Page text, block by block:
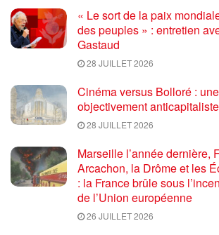
« Le sort de la paix
des peuples » : entretien
Gastaud
28 JUILLET 2026
Cinéma versus Bolloré :
objectivement anticapitaliste
28 JUILLET 2026
Marseille l’année dernière,
Arcachon, la Drôme et les
: la France brûle sous
de l’Union européenne
26 JUILLET 2026